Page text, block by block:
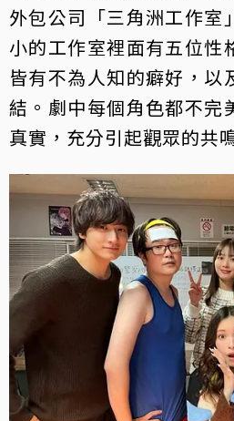
外包公司「三角洲工作室
小的工作室裡面有五位性
皆有不為人知的癖好，以
結。劇中每個角色都不完
真實，充分引起觀眾的共